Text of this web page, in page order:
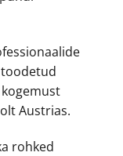
Austrias.
rohked